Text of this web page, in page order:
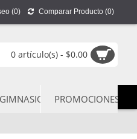
(0) Comparar Producto (0)
0 artículo(s) - $0.00
PROMOCIONES